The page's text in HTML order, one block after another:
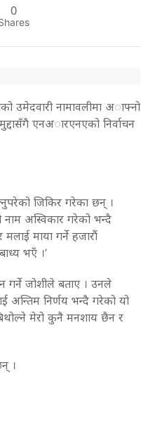
0
उमेदवारी नामावलीमा अाफ्नो
एनअारएनएको निर्वाचन
जिकिर गरेका छन् ।
अस्विकार गरेको भन्दै
माया गर्ने हजारौं
भएँ ।’
जोशीले बताए । उनले
निर्णय भन्दै गरेको यो
मेरो कुनै मनशाय छैन र
।